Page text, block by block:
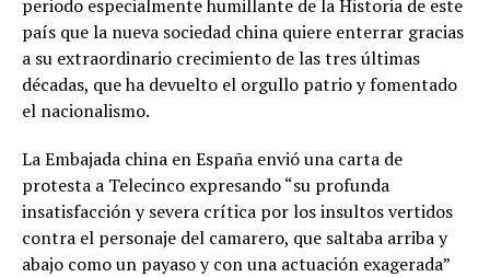
periodo especialmente humillante de la Historia de este
país que la nueva sociedad china quiere enterrar gracias
a su extraordinario crecimiento de las tres últimas
décadas, que ha devuelto el orgullo patrio y fomentado
el nacionalismo.
La Embajada china en España envió una carta de
protesta a Telecinco expresando “su profunda
insatisfacción y severa crítica por los insultos vertidos
contra el personaje del camarero, que saltaba arriba y
abajo como un payaso y con una actuación exagerada”